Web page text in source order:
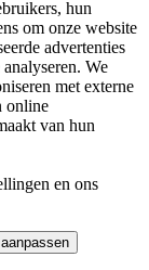
hun
om onze website
advertenties
We
met externe
online
van hun
en ons